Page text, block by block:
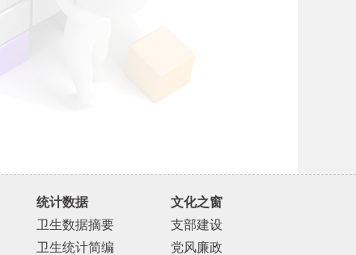
统计数据
卫生数据摘要
卫生统计简编
文化之窗
支部建设
党风廉政